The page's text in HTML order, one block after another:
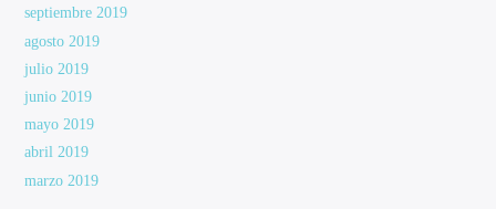
septiembre 2019
agosto 2019
julio 2019
junio 2019
mayo 2019
abril 2019
marzo 2019